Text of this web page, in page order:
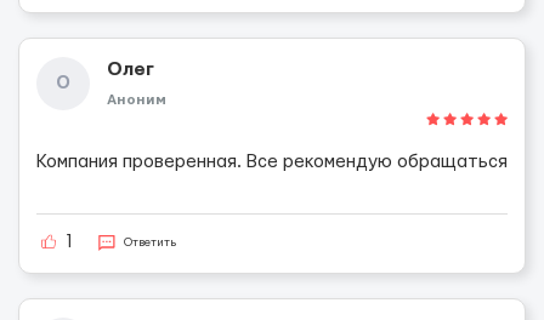
О
Олег
Аноним
Компания проверенная. Все рекомендую обращаться
Ответить